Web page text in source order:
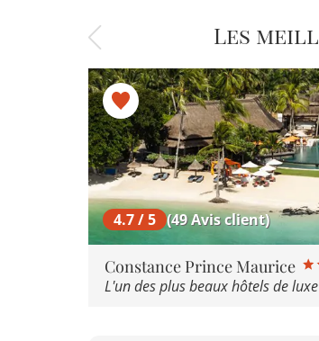
Les
4.7 / 5 (49 Avis client)
Constance Prince Maurice
L'un des plus beaux hôtels de